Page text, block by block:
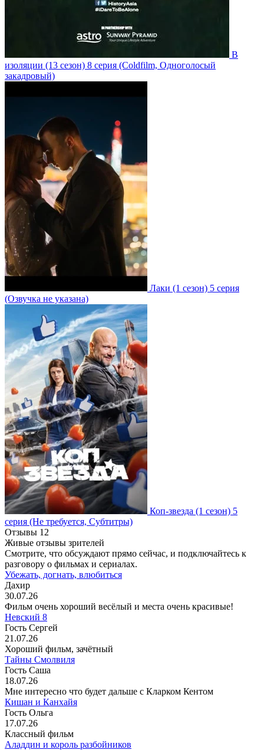
В
изоляции (13 сезон) 8 серия (Coldfilm, Одноголосый
закадровый)
Лаки (1 сезон) 5 серия
(Озвучка не указана)
Коп-звезда (1 сезон) 5
серия (Не требуется, Субтитры)
Отзывы 12
Живые отзывы зрителей
Смотрите, что обсуждают прямо сейчас, и подключайтесь к
разговору о фильмах и сериалах.
Убежать, догнать, влюбиться
Дахир
30.07.26
Фильм очень хороший весёлый и места очень красивые!
Невский 8
Гость Сергей
21.07.26
Хороший фильм, зачётный
Тайны Смолвиля
Гость Саша
18.07.26
Мне интересно что будет дальше с Кларком Кентом
Кишан и Канхайя
Гость Ольга
17.07.26
Классный фильм
Аладдин и король разбойников